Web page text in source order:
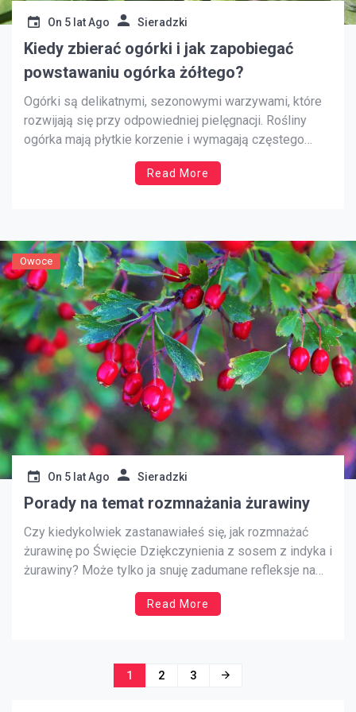
On 5 lat Ago Sieradzki
Kiedy zbierać ogórki i jak zapobiegać
powstawaniu ogórka żółtego?
Ogórki są delikatnymi, sezonowymi warzywami, które
rozwijają się przy odpowiedniej pielęgnacji. Rośliny
ogórka mają płytkie korzenie i wymagają częstego
podlewania przez cały okres wegetacyjny. Są także
szybko rosnące, dlatego też częste zbiory są ważne,
Read More
Owoce
On 5 lat Ago Sieradzki
Porady na temat rozmnażania żurawiny
Czy kiedykolwiek zastanawiałeś się, jak rozmnażać
żurawinę po Święcie Dziękczynienia z sosem z indyka i
żurawiny? Może tylko ja snuję zadumane refleksje na
temat rozmnażania żurawiny po wakacyjnej kolacji. Jeśli
jednak jesteś zainteresowany rozmnażaniem żurawiny,
Read More
1 2 3